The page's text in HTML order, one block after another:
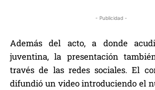
- Publicidad -
Además del acto, a donde
juventina, la presentación
través de las redes sociales. El
difundió un video introduciendo el